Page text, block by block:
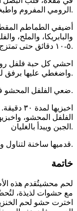
الرومي المفروم واطبخه حتى يحمر.
أضيفي الطماطم
والبابريكا، والملح،
٥-١٠ دقائق حتى تمتزج النكهات.
احشي كل حبة فلفل
واضغطي عليها برفق لتعبئتها.
ضعي الفلفل المحشو في طبق الخبز وغطيه بورق الألمنيوم.
اخبزيها
الجبن ويبدأ بالغليان.
قدميها ساخنة لتناول وجبة صحية ومشبعة.
خاتمة
لحم محشيتُقدم هذه
مع حشوات لذيذة،
اخترت حشو لحم